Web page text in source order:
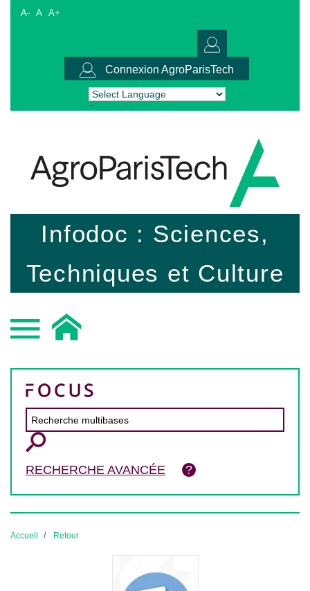
A- A A+
Connexion AgroParisTech
Powered by Translate
Infodoc : Sciences,
Techniques et Culture
RECHERCHE AVANCÉE
Accueil Retour